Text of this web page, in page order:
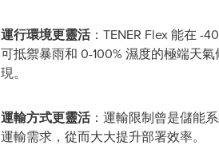
運行環境更靈活：TENER Flex 能在 -
可抵禦暴雨和 0-100% 濕度的極端天
現。
運輸方式更靈活：運輸限制曾是儲能
運輸需求，從而大大提升部署效率。